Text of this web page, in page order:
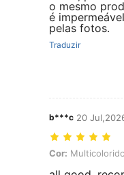
o mesmo
é
pelas fotos.
Traduzir
b***c 20
Cor: Multicolorido,
Cor: Multicolorido